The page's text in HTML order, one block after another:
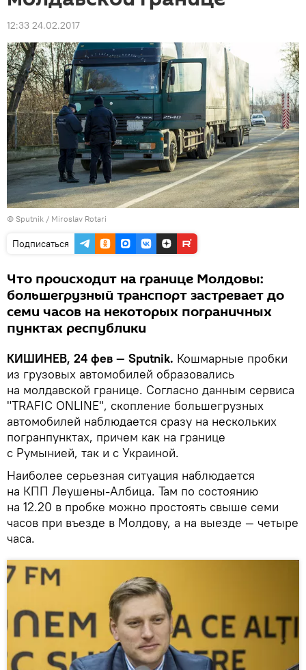
12:33 24.02.2017
© Sputnik / Miroslav Rotari
Подписаться
Что происходит на границе Молдовы:
большегрузный транспорт застревает до
семи часов на некоторых пограничных
пунктах республики
КИШИНЕВ, 24 фев — Sputnik. Кошмарные пробки
из грузовых автомобилей образовались
на молдавской границе. Согласно данным сервиса
"TRAFIC ONLINE", скопление большегрузных
автомобилей наблюдается сразу на нескольких
погранпунктах, причем как на границе
с Румынией, так и с Украиной.
Наиболее серьезная ситуация наблюдается
на КПП Леушены-Албица. Там по состоянию
на 12.20 в пробке можно простоять свыше семи
часов при въезде в Молдову, а на выезде — четыре
часа.